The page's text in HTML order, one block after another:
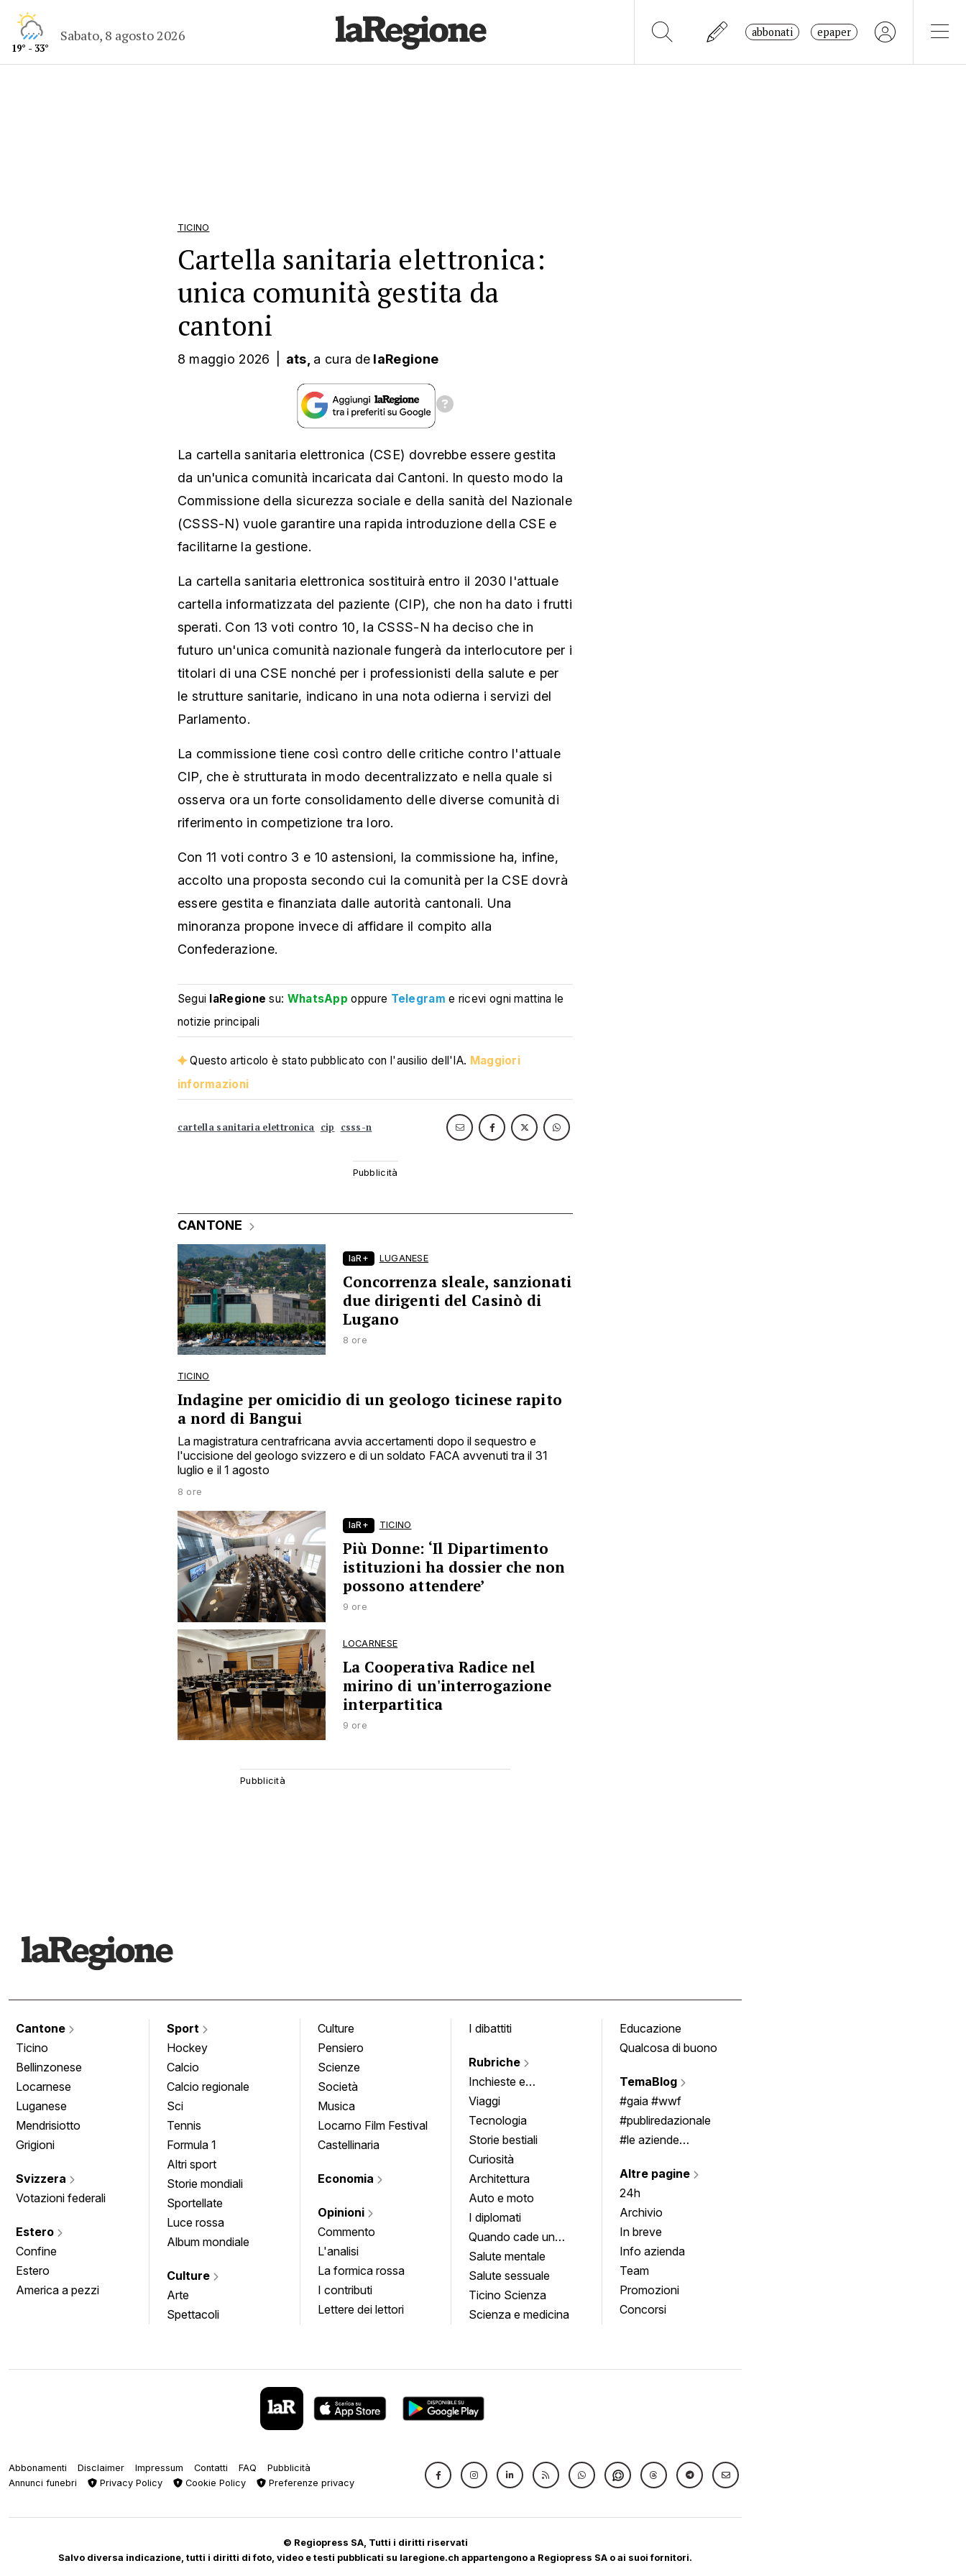
19° - 33°
Sabato, 8 agosto 2026 abbonati epaper
TICINO
Cartella sanitaria elettronica:
unica comunità gestita da
cantoni
8 maggio 2026 ats, a cura de laRegione
La cartella sanitaria elettronica (CSE) dovrebbe essere gestita
da un'unica comunità incaricata dai Cantoni. In questo modo la
Commissione della sicurezza sociale e della sanità del Nazionale
(CSSS-N) vuole garantire una rapida introduzione della CSE e
facilitarne la gestione.
La cartella sanitaria elettronica sostituirà entro il 2030 l'attuale
cartella informatizzata del paziente (CIP), che non ha dato i frutti
sperati. Con 13 voti contro 10, la CSSS-N ha deciso che in
futuro un'unica comunità nazionale fungerà da interlocutore per i
titolari di una CSE nonché per i professionisti della salute e per
le strutture sanitarie, indicano in una nota odierna i servizi del
Parlamento.
La commissione tiene così contro delle critiche contro l'attuale
CIP, che è strutturata in modo decentralizzato e nella quale si
osserva ora un forte consolidamento delle diverse comunità di
riferimento in competizione tra loro.
Con 11 voti contro 3 e 10 astensioni, la commissione ha, infine,
accolto una proposta secondo cui la comunità per la CSE dovrà
essere gestita e finanziata dalle autorità cantonali. Una
minoranza propone invece di affidare il compito alla
Confederazione.
Segui laRegione su: WhatsApp oppure Telegram e ricevi ogni mattina le
notizie principali
Questo articolo è stato pubblicato con l'ausilio dell'IA. Maggiori
informazioni
cartella sanitaria elettronica cip csss-n
CANTONE
laR+ LUGANESE
Concorrenza sleale, sanzionati
due dirigenti del Casinò di
Lugano
8 ore
TICINO
Indagine per omicidio di un geologo ticinese rapito
a nord di Bangui
La magistratura centrafricana avvia accertamenti dopo il sequestro e
l'uccisione del geologo svizzero e di un soldato FACA avvenuti tra il 31
luglio e il 1 agosto
8 ore
laR+ TICINO
Più Donne: ‘Il Dipartimento
istituzioni ha dossier che non
possono attendere’
9 ore
LOCARNESE
La Cooperativa Radice nel
mirino di un'interrogazione
interpartitica
9 ore
Cantone
Ticino
Bellinzonese
Locarnese
Luganese
Mendrisiotto
Grigioni
Svizzera
Votazioni federali
Estero
Confine
Estero
America a pezzi
Sport
Hockey
Calcio
Calcio regionale
Sci
Tennis
Formula 1
Altri sport
Storie mondiali
Sportellate
Luce rossa
Album mondiale
Culture
Arte
Spettacoli
Culture
Pensiero
Scienze
Società
Musica
Locarno Film Festival
Castellinaria
Economia
Opinioni
Commento
L'analisi
La formica rossa
I contributi
Lettere dei lettori
I dibattiti
Rubriche
Inchieste e
approfondimenti
Viaggi
Tecnologia
Storie bestiali
Curiosità
Architettura
Auto e moto
I diplomati
Quando cade un
quadro
Salute mentale
Salute sessuale
Ticino Scienza
Scienza e medicina
Educazione
Qualcosa di buono
TemaBlog
#gaia #wwf
#publiredazionale
#le aziende
Altre pagine
24h
Archivio
In breve
Info azienda
Team
Promozioni
Concorsi
Abbonamenti Disclaimer Impressum Contatti FAQ
Pubblicità
Annunci funebri
Privacy Policy Cookie Policy Preferenze privacy
© Regiopress SA, Tutti i diritti riservati
Salvo diversa indicazione, tutti i diritti di foto, video e testi pubblicati su laregione.ch appartengono a Regiopress SA o ai suoi fornitori.